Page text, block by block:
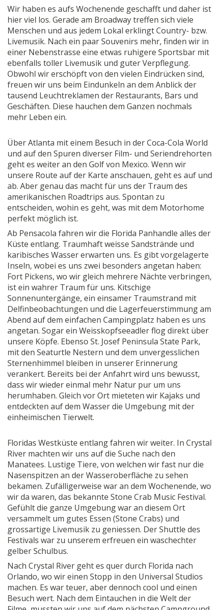
Wir haben es aufs Wochenende geschafft und daher ist
hier viel los. Gerade am Broadway treffen sich viele
Menschen und aus jedem Lokal erklingt Country- bzw.
Livemusik. Nach ein paar Souvenirs mehr, finden wir in
einer Nebenstrasse eine etwas ruhigere Sportsbar mit
ebenfalls toller Livemusik und guter Verpflegung.
Obwohl wir erschöpft von den vielen Eindrücken sind,
freuen wir uns beim Eindunkeln an dem Anblick der
tausend Leuchtreklamen der Restaurants, Bars und
Geschäften. Diese hauchen dem Ganzen nochmals
mehr Leben ein.
Über Atlanta mit einem Besuch in der Coca-Cola World
und auf den Spuren diverser Film- und Seriendrehorten
geht es weiter an den Golf von Mexico. Wenn wir
unsere Route auf der Karte anschauen, geht es auf und
ab. Aber genau das macht für uns der Traum des
amerikanischen Roadtrips aus. Spontan zu
entscheiden, wohin es geht, was mit dem Motorhome
perfekt möglich ist.
Ab Pensacola fahren wir die Florida Panhandle alles der
Küste entlang. Traumhaft weisse Sandstrände und
karibisches Wasser erwarten uns. Es gibt vorgelagerte
Inseln, wobei es uns zwei besonders angetan haben:
Fort Pickens, wo wir gleich mehrere Nächte verbringen,
ist ein wahrer Traum für uns. Kitschige
Sonnenuntergänge, ein einsamer Traumstrand mit
Delfinbeobachtungen und die Lagerfeuerstimmung am
Abend auf dem einfachen Campingplatz haben es uns
angetan. Sogar ein Weisskopfseeadler flog direkt über
unsere Köpfe. Ebenso St. Josef Peninsula State Park,
mit den Seaturtle Nestern und dem unvergesslichen
Sternenhimmel bleiben in unserer Erinnerung
verankert. Bereits bei der Anfahrt wird uns bewusst,
dass wir wieder einmal mehr Natur pur um uns
herumhaben. Gleich vor Ort mieteten wir Kajaks und
entdeckten auf dem Wasser die Umgebung mit der
einheimischen Tierwelt.
Floridas Westküste entlang fahren wir weiter. In Crystal
River machten wir uns auf die Suche nach den
Manatees. Lustige Tiere, von welchen wir fast nur die
Nasenspitzen an der Wasseroberfläche zu sehen
bekamen. Zufälligerweise war an dem Wochenende, wo
wir da waren, das bekannte Stone Crab Music Festival.
Gefühlt die ganze Umgebung war an diesem Ort
versammelt um gutes Essen (Stone Crabs) und
grossartige Livemusik zu geniessen. Der Shuttle des
Festivals war zu unserem erfreuen ein waschechter
gelber Schulbus.
Nach Crystal River geht es quer durch Florida nach
Orlando, wo wir einen Stopp in den Universal Studios
machen. Es war teuer, aber dennoch cool und einen
Besuch wert. Nach dem Eintauchen in die Welt der